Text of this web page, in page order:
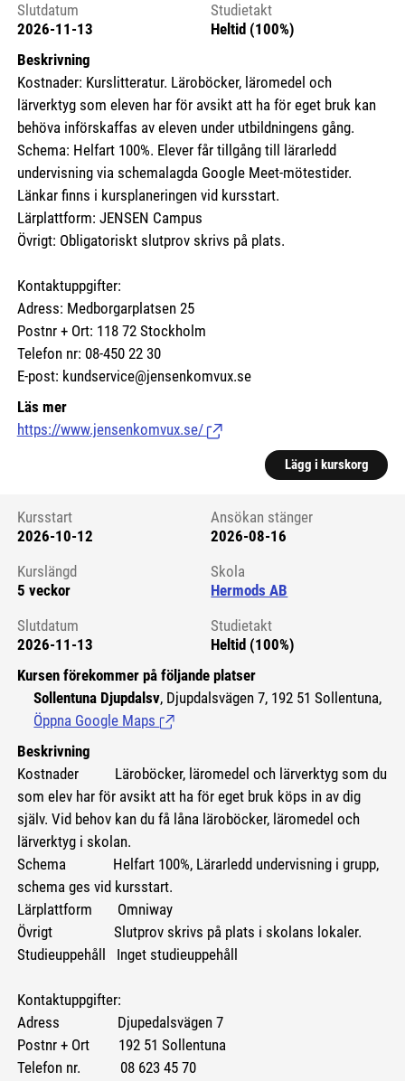
Slutdatum
2026-11-13
Studietakt
Heltid (100%)
Beskrivning
Kostnader: Kurslitteratur. Läroböcker, läromedel och
lärverktyg som eleven har för avsikt att ha för eget bruk kan
behöva införskaffas av eleven under utbildningens gång.
Schema: Helfart 100%. Elever får tillgång till lärarledd
undervisning via schemalagda Google Meet-mötestider.
Länkar finns i kursplaneringen vid kursstart.
Lärplattform: JENSEN Campus
Övrigt: Obligatoriskt slutprov skrivs på plats.
Kontaktuppgifter:
Adress: Medborgarplatsen 25
Postnr + Ort: 118 72 Stockholm
Telefon nr: 08-450 22 30
E-post: kundservice@jensenkomvux.se
Läs mer
https://www.jensenkomvux.se/ (Länk till extern sida.)
Lägg i kurskorg
Kursstart 6176655
Kursstart
2026-10-12
Ansökan stänger
2026-08-16
Kurslängd
5 veckor
Skola
Hermods AB
Slutdatum
2026-11-13
Studietakt
Heltid (100%)
Kursen förekommer på följande platser
Sollentuna Djupdalsv, Djupdalsvägen 7, 192 51 Sollentuna,
Öppna Google Maps (Länk till extern sida.)
Beskrivning
Kostnader
Läroböcker, läromedel och lärverktyg som du
som elev har för avsikt att ha för eget bruk köps in av dig
själv. Vid behov kan du få låna läroböcker, läromedel och
lärverktyg i skolan.
Schema Helfart 100%, Lärarledd undervisning i grupp,
schema ges vid kursstart.
Lärplattform Omniway
Övrigt Slutprov skrivs på plats i skolans lokaler.
Studieuppehåll Inget studieuppehåll
Kontaktuppgifter:
Adress Djupedalsvägen 7
Postnr + Ort 192 51 Sollentuna
Telefon nr. 08 623 45 70